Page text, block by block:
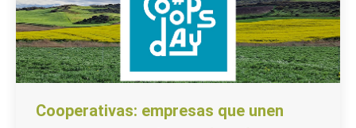
Cooperativas: empresas que unen